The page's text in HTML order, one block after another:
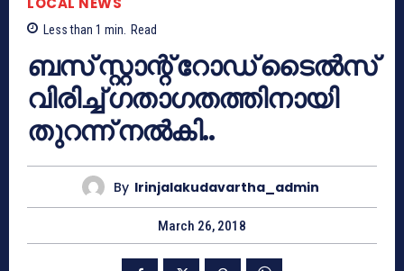
Less than 1 min. Read
ബസ് സ്റ്റാന്റ് റോഡ് ടൈല്‍സ്
വിരിച്ച് ഗതാഗതത്തിനായി
തുറന്ന് നല്‍കി..
By Irinjalakudavartha_admin
March 26, 2018